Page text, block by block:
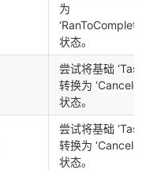
为
状态。
尝试将基础 ‘Task’
转换为
状态。
尝试将基础 ‘Task’
转换为
状态。